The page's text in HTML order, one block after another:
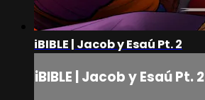
iBIBLE | Jacob y Esaú Pt. 2
iBIBLE | Jacob y Esaú Pt. 2